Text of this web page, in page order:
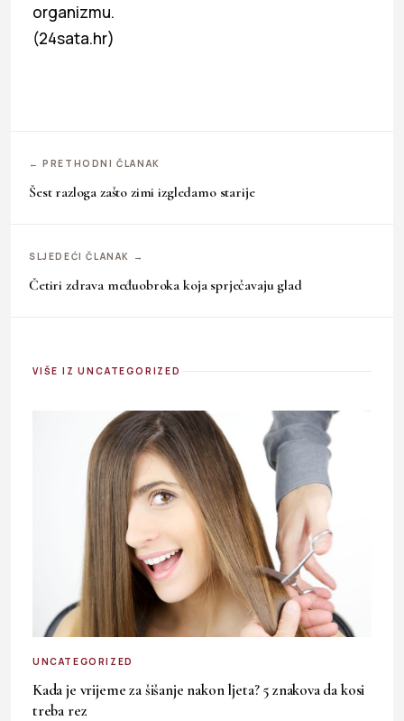
organizmu.
(24sata.hr)
← PRETHODNI ČLANAK
Šest razloga zašto zimi izgledamo starije
SLJEDEĆI ČLANAK →
Četiri zdrava međuobroka koja sprječavaju glad
VIŠE IZ UNCATEGORIZED
UNCATEGORIZED
Kada je vrijeme za šišanje nakon ljeta? 5 znakova da kosi
treba rez